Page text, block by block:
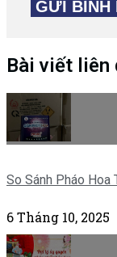
Bài viết liên
So Sánh Pháo Hoa
6 Tháng 10, 2025